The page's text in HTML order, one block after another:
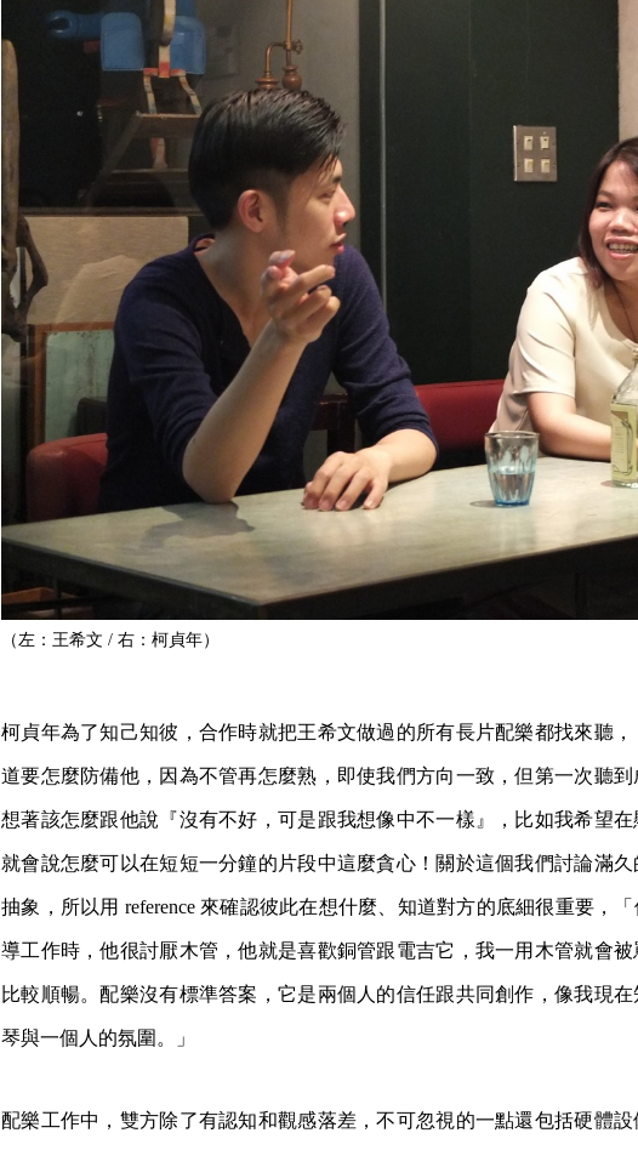
（左：王希文 / 右：柯貞年）
柯貞年為了知己知彼，合作時就把王希文做過的所有長片配樂都找來聽
道要怎麼防備他，因為不管再怎麼熟，即使我們方向一致，但第一次聽到
想著該怎麼跟他說『沒有不好，可是跟我想像中不一樣』，比如我希望
就會說怎麼可以在短短一分鐘的片段中這麼貪心！關於這個我們討論滿
抽象，所以用 reference 來確認彼此在想什麼、知道對方的底細很重要，
導工作時，他很討厭木管，他就是喜歡銅管跟電吉它，我一用木管就會
比較順暢。配樂沒有標準答案，它是兩個人的信任跟共同創作，像我現
琴與一個人的氛圍。」
配樂工作中，雙方除了有認知和觀感落差，不可忽視的一點還包括硬體